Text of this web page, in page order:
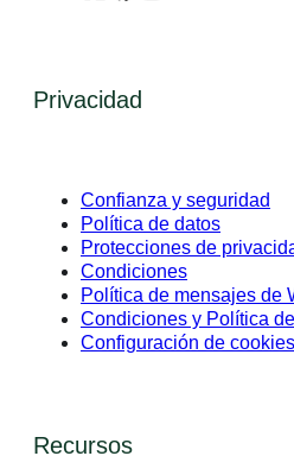
Privacidad
Confianza y seguridad
Política de datos
Protecciones de
Condiciones
Política de mensajes de
Condiciones y Política
Configuración de cookies
Recursos